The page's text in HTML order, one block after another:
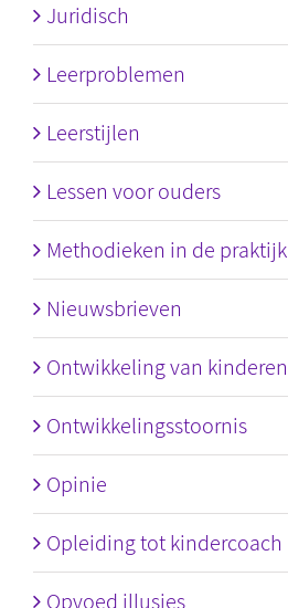
Juridisch
Leerproblemen
Leerstijlen
Lessen voor ouders
Methodieken in de praktijk
Nieuwsbrieven
Ontwikkeling van kinderen
Ontwikkelingsstoornis
Opinie
Opleiding tot kindercoach
Opvoed illusies